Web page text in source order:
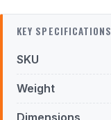
KEY SPECIFICATIONS
SKU
Weight